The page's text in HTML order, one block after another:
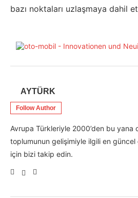
bazı noktaları uzlaşmaya dahil
AYTÜRK
Follow Author
Avrupa Türkleriyle 2000’den bu yana
toplumunun gelişimiyle ilgili en güncel
için bizi takip edin.